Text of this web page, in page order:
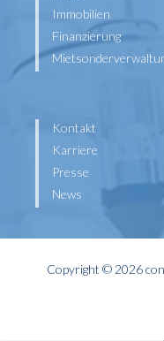
Immobilien
Finanzierung
Kontakt
Karriere
Presse
News
Copyright © 2026